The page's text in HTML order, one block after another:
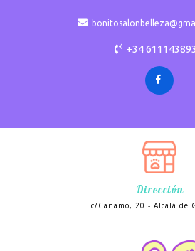
+34 611143893
Dirección
c/Cañamo, 20 - Alcalá de